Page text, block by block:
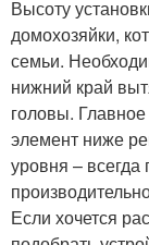
Высоту
домохозяйки,
семьи.
нижний край
головы.
элемент ниже
уровня – всегда
Если хочется